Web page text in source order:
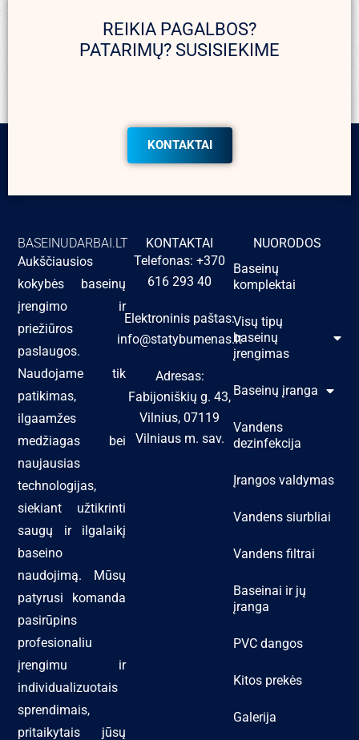
REIKIA PAGALBOS?
PATARIMŲ? SUSISIEKIME
KONTAKTAI
BASEINUDARBAI.LT
Aukščiausios
kokybės baseinų
įrengimo ir
priežiūros
paslaugos.
Naudojame tik
patikimas,
ilgaamžes
medžiagas bei
naujausias
technologijas,
siekiant užtikrinti
saugų ir ilgalaikį
baseino
naudojimą. Mūsų
patyrusi komanda
pasirūpins
profesionaliu
įrengimu ir
individualizuotais
sprendimais,
pritaikytais jūsų
KONTAKTAI
Telefonas: +370
616 293 40
Elektroninis paštas:
info@statybumenas.lt
Adresas:
Fabijoniškių g. 43,
Vilnius, 07119
Vilniaus m. sav.
NUORODOS
Baseinų
komplektai
Visų tipų
baseinų
įrengimas
Baseinų įranga
Vandens
dezinfekcija
Įrangos valdymas
Vandens siurbliai
Vandens filtrai
Baseinai ir jų
įranga
PVC dangos
Kitos prekės
Galerija